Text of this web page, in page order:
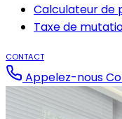
Calculateur de
Taxe de
CONTACT
Appelez-nous